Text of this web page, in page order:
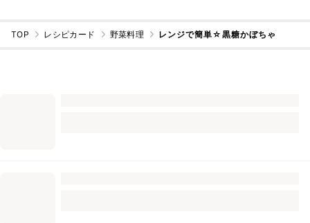
TOP レシピカード 野菜料理 レンジで簡単☆黒糖かぼちゃ